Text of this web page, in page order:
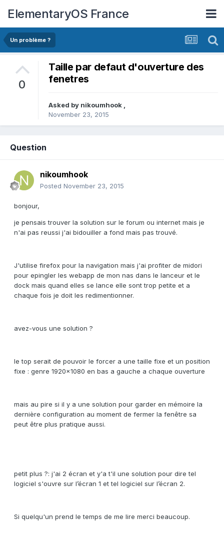
ElementaryOS France
Un problème ?
0
Taille par defaut d'ouverture des
fenetres
Asked by nikoumhook ,
November 23, 2015
Question
nikoumhook
Posted November 23, 2015
bonjour,
je pensais trouver la solution sur le forum ou internet mais je
n'ai pas reussi j'ai bidouiller a fond mais pas trouvé.
J'utilise firefox pour la navigation mais j'ai profiter de midori
pour epingler les webapp de mon nas dans le lanceur et le
dock mais quand elles se lance elle sont trop petite et a
chaque fois je doit les redimentionner.
avez-vous une solution ?
le top serait de pouvoir le forcer a une taille fixe et un position
fixe : genre 1920x1080 en bas a gauche a chaque ouverture
mais au pire si il y a une solution pour garder en mémoire la
dernière configuration au moment de fermer la fenêtre sa
peut être plus pratique aussi.
petit plus ?: j'ai 2 écran et y'a t'il une solution pour dire tel
logiciel s'ouvre sur l’écran 1 et tel logiciel sur l’écran 2.
Si quelqu'un prend le temps de me lire merci beaucoup.